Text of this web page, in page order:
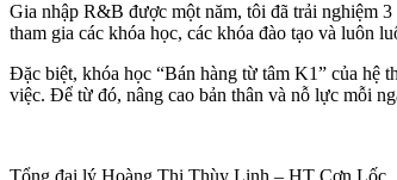
Gia nhập R&B được một năm, tôi đã trải nghiệm
tham gia các khóa học, các khóa đào tạo và luôn
Đặc biệt, khóa học “Bán hàng từ tâm K1” của hệ
việc. Để từ đó, nâng cao bản thân và nỗ lực mỗi